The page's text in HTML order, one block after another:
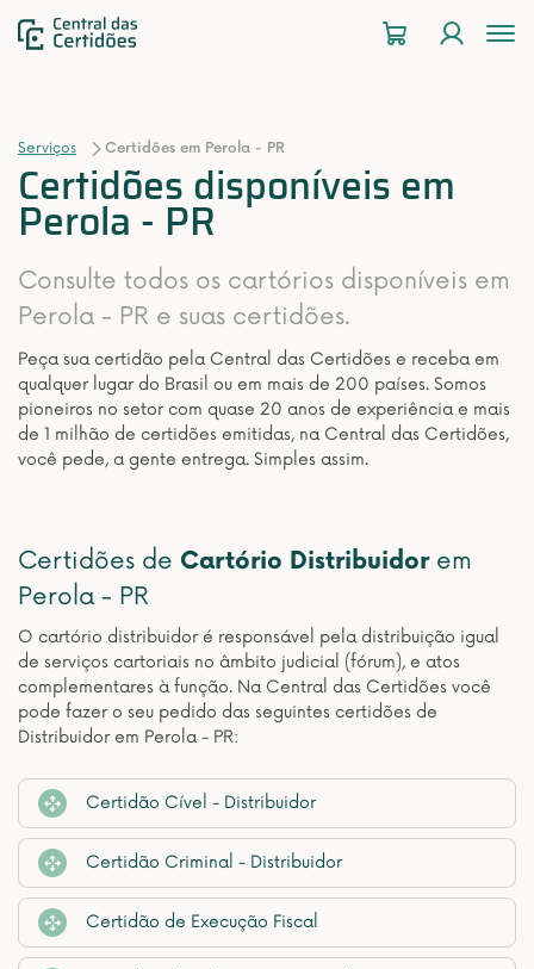
Serviços Certidões em Perola - PR
Certidões disponíveis em
Perola - PR
Consulte todos os cartórios disponíveis em
Perola - PR e suas certidões.
Peça sua certidão pela Central das Certidões e receba em
qualquer lugar do Brasil ou em mais de 200 países. Somos
pioneiros no setor com quase 20 anos de experiência e mais
de 1 milhão de certidões emitidas, na Central das Certidões,
você pede, a gente entrega. Simples assim.
Certidões de Cartório Distribuidorem
Perola - PR
O cartório distribuidor é responsável pela distribuição igual
de serviços cartoriais no âmbito judicial (fórum), e atos
complementares à função. Na Central das Certidões você
pode fazer o seu pedido das seguintes certidões de
Distribuidor em Perola - PR:
Certidão Cível - Distribuidor
Certidão Criminal - Distribuidor
Certidão de Execução Fiscal